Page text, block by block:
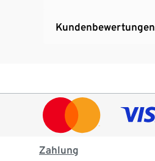
Kundenbewertungen
Zahlung